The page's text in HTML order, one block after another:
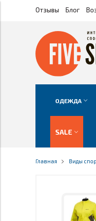
Отзывы Блог
ОДЕЖДА
SALE
Главная Виды